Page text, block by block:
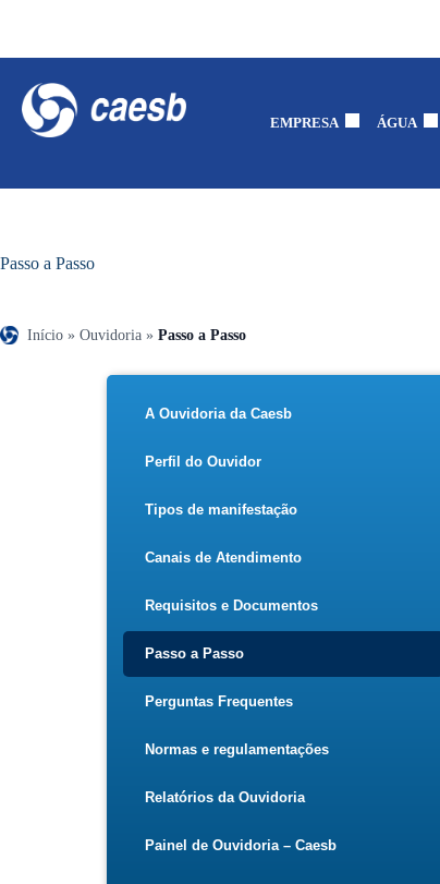
EMPRESA ÁGUA
Passo a Passo
Início » Ouvidoria » Passo a Passo
A Ouvidoria da Caesb
Perfil do Ouvidor
Tipos de manifestação
Canais de Atendimento
Requisitos e Documentos
Passo a Passo
Perguntas Frequentes
Normas e regulamentações
Relatórios da Ouvidoria
Painel de Ouvidoria – Caesb